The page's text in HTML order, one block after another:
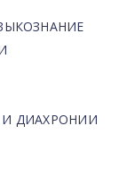
И ДИАХРОНИИ